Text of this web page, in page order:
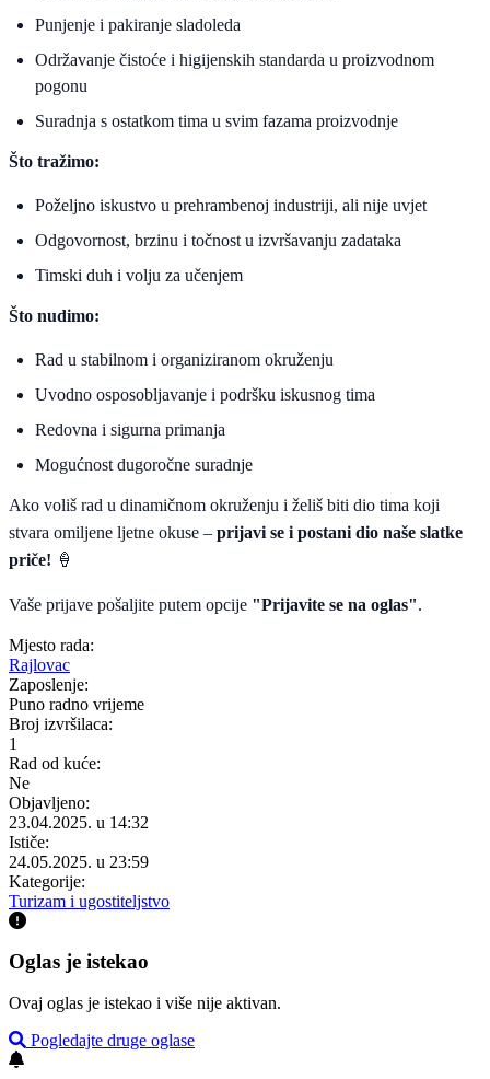
Punjenje i pakiranje sladoleda
Održavanje čistoće i higijenskih standarda u proizvodnom
pogonu
Suradnja s ostatkom tima u svim fazama proizvodnje
Što tražimo:
Poželjno iskustvo u prehrambenoj industriji, ali nije uvjet
Odgovornost, brzinu i točnost u izvršavanju zadataka
Timski duh i volju za učenjem
Što nudimo:
Rad u stabilnom i organiziranom okruženju
Uvodno osposobljavanje i podršku iskusnog tima
Redovna i sigurna primanja
Mogućnost dugoročne suradnje
Ako voliš rad u dinamičnom okruženju i želiš biti dio tima koji
stvara omiljene ljetne okuse – prijavi se i postani dio naše slatke
priče! 🍦
Vaše prijave pošaljite putem opcije "Prijavite se na oglas".
Mjesto rada:
Rajlovac
Zaposlenje:
Puno radno vrijeme
Broj izvršilaca:
1
Rad od kuće:
Ne
Objavljeno:
23.04.2025. u 14:32
Ističe:
24.05.2025. u 23:59
Kategorije:
Turizam i ugostiteljstvo
Oglas je istekao
Ovaj oglas je istekao i više nije aktivan.
Pogledajte druge oglase